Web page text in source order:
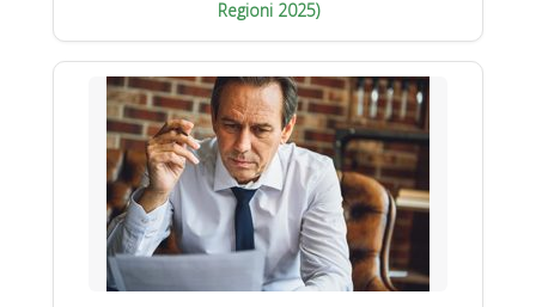
Regioni 2025)